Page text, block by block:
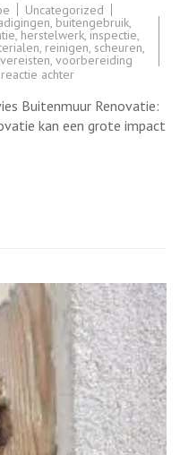
Uncategorized
, buitengebruik,
, herstelwerk, inspectie,
, reinigen, scheuren,
, voorbereiding
achterop
u
moet
weten
Buitenmuur Renovatie:
kan een grote impact